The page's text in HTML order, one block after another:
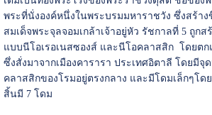
พระที่นั่งองค์หนึ่งในพระบรมมหาราชวัง ซึ่งสร้า
สมเด็จพระจุลจอมเกล้าเจ้าอยู่หัว รัชกาลที่ 5 ถูก
แบบนีโอเรอเนสซองส์ และนีโอคลาสสิก โดยต
ซึ่งสั่งมาจากเมืองคารารา ประเทศอิตาลี โดยมีจุ
คลาสสิกของโรมอยู่ตรงกลาง และมีโดมเล็กๆโด
สิ้นมี 7 โดม